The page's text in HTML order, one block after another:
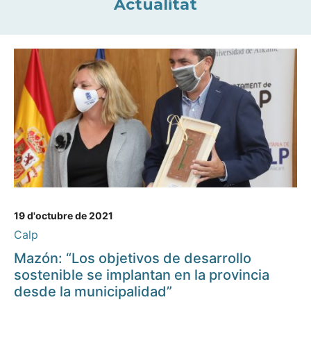
Actualitat
19 d'octubre de 2021
Calp
Mazón: “Los objetivos de desarrollo
sostenible se implantan en la provincia
desde la municipalidad”